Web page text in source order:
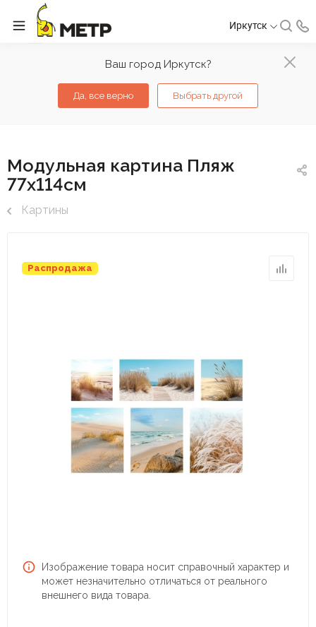
Ваш город Иркутск?
Да, все верно Выбрать другой
Иркутск
Модульная картина Пляж
77х114см
Картины
Распродажа
Изображение товара носит справочный характер и
может незначительно отличаться от реального
внешнего вида товара.